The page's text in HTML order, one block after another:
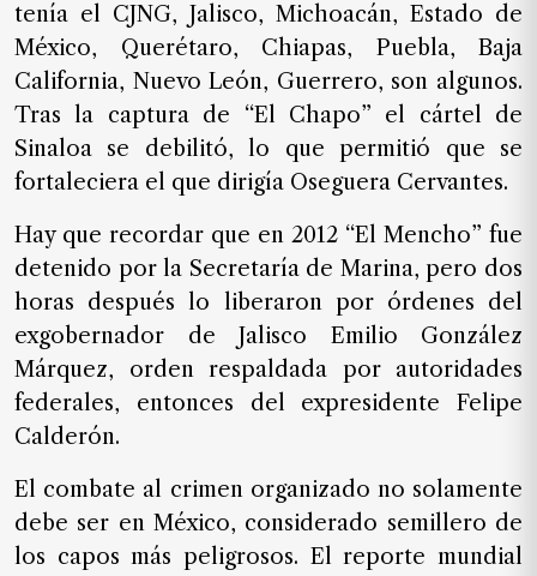
tenía el CJNG, Jalisco, Michoacán, Estado de
México, Querétaro, Chiapas, Puebla, Baja
California, Nuevo León, Guerrero, son algunos.
Tras la captura de “El Chapo” el cártel de
Sinaloa se debilitó, lo que permitió que se
fortaleciera el que dirigía Oseguera Cervantes.
Hay que recordar que en 2012 “El Mencho” fue
detenido por la Secretaría de Marina, pero dos
horas después lo liberaron por órdenes del
exgobernador de Jalisco Emilio González
Márquez, orden respaldada por autoridades
federales, entonces del expresidente Felipe
Calderón.
El combate al crimen organizado no solamente
debe ser en México, considerado semillero de
los capos más peligrosos. El reporte mundial